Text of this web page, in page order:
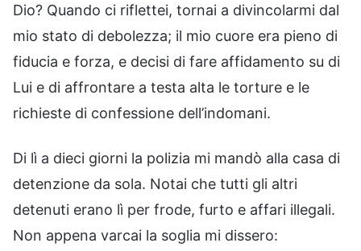
Dio? Quando ci riflettei, tornai a divincolarmi dal
mio stato di debolezza; il mio cuore era pieno di
fiducia e forza, e decisi di fare affidamento su di
Lui e di affrontare a testa alta le torture e le
richieste di confessione dell’indomani.
Di lì a dieci giorni la polizia mi mandò alla casa di
detenzione da sola. Notai che tutti gli altri
detenuti erano lì per frode, furto e affari illegali.
Non appena varcai la soglia mi dissero: